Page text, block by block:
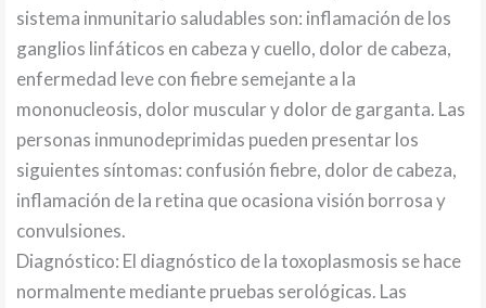
sistema inmunitario saludables son: inflamación de los
ganglios linfáticos en cabeza y cuello, dolor de cabeza,
enfermedad leve con fiebre semejante a la
mononucleosis, dolor muscular y dolor de garganta. Las
personas inmunodeprimidas pueden presentar los
siguientes síntomas: confusión fiebre, dolor de cabeza,
inflamación de la retina que ocasiona visión borrosa y
convulsiones.
Diagnóstico: El diagnóstico de la toxoplasmosis se hace
normalmente mediante pruebas serológicas. Las